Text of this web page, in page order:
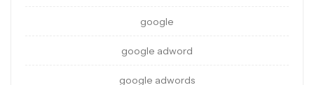
google
google adword
google adwords